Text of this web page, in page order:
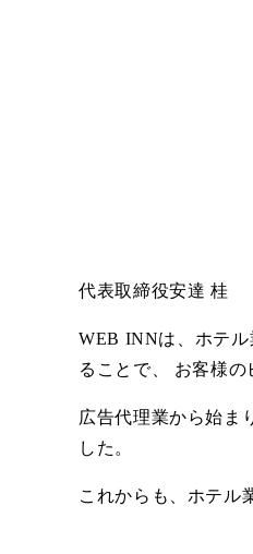
代表取締役安達 桂
WEB INNは、ホテ
ることで、 お客様の
広告代理業から始ま
した。
これからも、ホテル